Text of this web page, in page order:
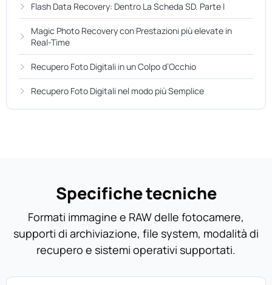
Flash Data Recovery: Dentro La Scheda SD. Parte I
Magic Photo Recovery con Prestazioni più elevate in
Real-Time
Recupero Foto Digitali in un Colpo d’Occhio
Recupero Foto Digitali nel modo più Semplice
Specifiche tecniche
Formati immagine e RAW delle fotocamere,
supporti di archiviazione, file system, modalità di
recupero e sistemi operativi supportati.